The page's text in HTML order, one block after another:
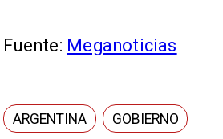
Fuente: Meganoticias
ARGENTINA GOBIERNO